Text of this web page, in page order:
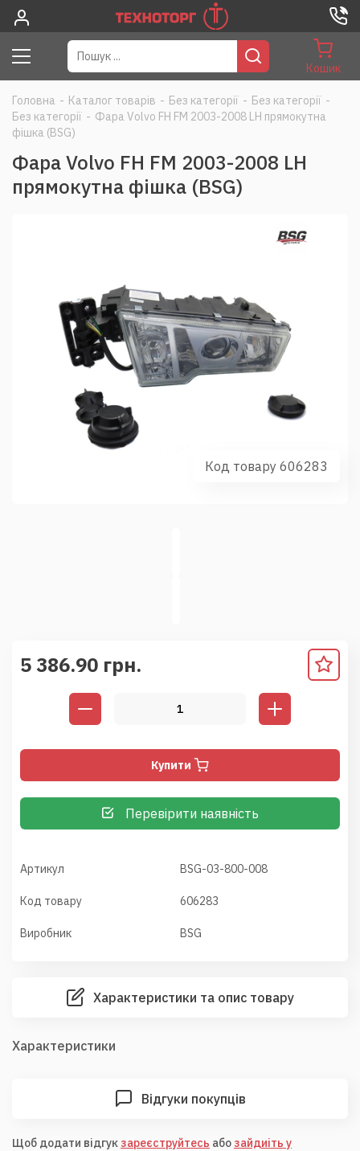
Кошик
Головна - Каталог товарів - Без категорії - Без категорії -
Без категорії - Фара Volvo FH FM 2003-2008 LH прямокутна
фішка (BSG)
Фара Volvo FH FM 2003-2008 LH
прямокутна фішка (BSG)
Код товару 606283
5 386.90 грн.
Купити
Перевірити наявність
Артикул BSG-03-800-008
Код товару 606283
Виробник BSG
Характеристики та опис товару
Відгуки покупців
Характеристики
Щоб додати відгук зареєструйтесь або зайдиіть у